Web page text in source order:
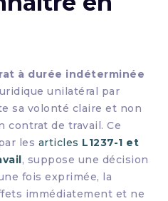
à durée indéterminée
unilatéral par
sa volonté claire et non
contrat de travail. Ce
les articles L1237-1 et
, suppose une décision
fois exprimée, la
immédiatement et ne